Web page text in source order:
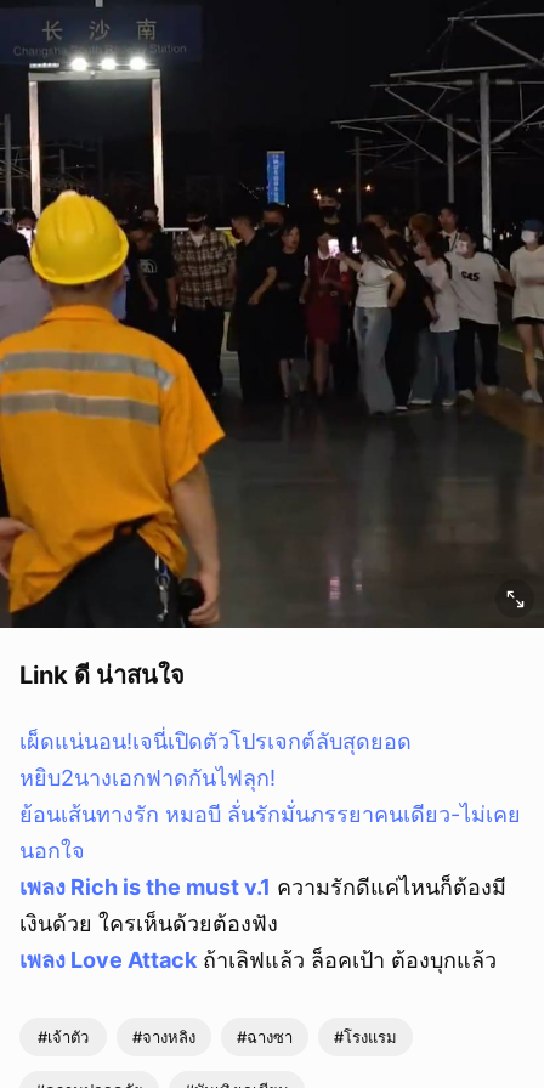
Link ดี น่าสนใจ
เผ็ดแน่นอน!เจนี่เปิดตัวโปรเจกต์ลับสุดยอด
หยิบ2นางเอกฟาดกันไฟลุก!
ย้อนเส้นทางรัก หมอบี ลั่นรักมั่นภรรยาคนเดียว-ไม่เคย
นอกใจ
เพลง Rich is the must v.1 ความรักดีแค่ไหนก็ต้องมี
เงินด้วย ใครเห็นด้วยต้องฟัง
เพลง Love Attack ถ้าเลิฟแล้ว ล็อคเป้า ต้องบุกแล้ว
#เจ้าตัว #จางหลิง #ฉางซา #โรงแรม
ยกเลิก